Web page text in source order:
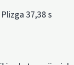
37,38 s